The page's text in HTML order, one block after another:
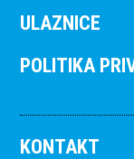
ULAZNICE
POLITIKA
KONTAKT